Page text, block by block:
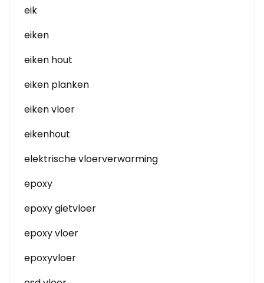
eik
eiken
eiken hout
eiken planken
eiken vloer
eikenhout
elektrische vloerverwarming
epoxy
epoxy gietvloer
epoxy vloer
epoxyvloer